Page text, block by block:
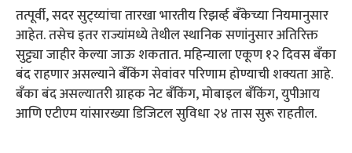
तत्पूर्वी, सदर सुट्य्यांचा तारखा भारतीय रिझर्व्ह बँकेच्या नियमानुसार
आहेत. तसेच इतर राज्यांमध्ये तेथील स्थानिक सणांनुसार अतिरिक्त
सुट्ट्या जाहीर केल्या जाऊ शकतात. महिन्याला एकूण १२ दिवस बँका
बंद राहणार असल्याने बँकिंग सेवांवर परिणाम होण्याची शक्यता आहे.
बँका बंद असल्यातरी ग्राहक नेट बँकिंग, मोबाइल बँकिंग, युपीआय
आणि एटीएम यांसारख्या डिजिटल सुविधा २४ तास सुरू राहतील.